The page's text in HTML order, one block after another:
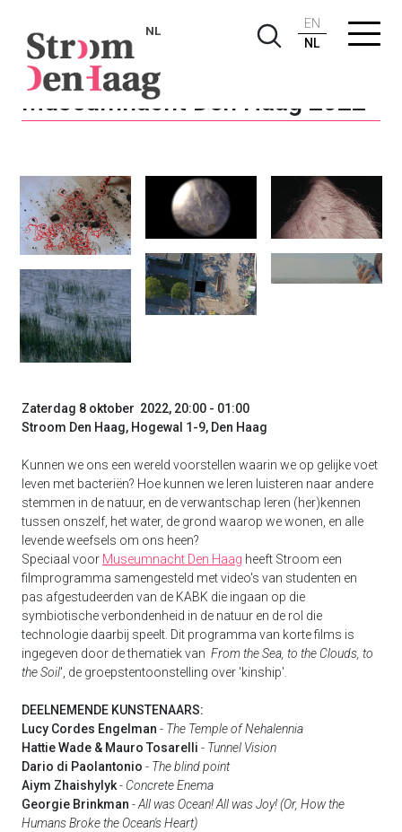
NL
EN
NL
Museumnacht Den Haag 2022
Zaterdag 8 oktober 2022, 20:00 - 01:00
Stroom Den Haag, Hogewal 1-9, Den Haag
Kunnen we ons een wereld voorstellen waarin we op gelijke voet
leven met bacteriën? Hoe kunnen we leren luisteren naar andere
stemmen in de natuur, en de verwantschap leren (her)kennen
tussen onszelf, het water, de grond waarop we wonen, en alle
levende weefsels om ons heen?
Speciaal voor Museumnacht Den Haag heeft Stroom een
filmprogramma samengesteld met video's van studenten en
pas afgestudeerden van de KABK die ingaan op die
symbiotische verbondenheid in de natuur en de rol die
technologie daarbij speelt. Dit programma van korte films is
ingegeven door de thematiek van From the Sea, to the Clouds, to
the Soil', de groepstentoonstelling over 'kinship'
DEELNEMENDE KUNSTENAARS:
Lucy Cordes Engelman - The Temple of Nehalennia
Hattie Wade & Mauro Tosarelli - Tunnel Vision
Dario di Paolantonio - The blind point
Aiym Zhaishylyk- Concrete Enema
Georgie Brinkman -All was Ocean! All was Joy! (Or, How the
Humans Broke the Ocean's Heart)